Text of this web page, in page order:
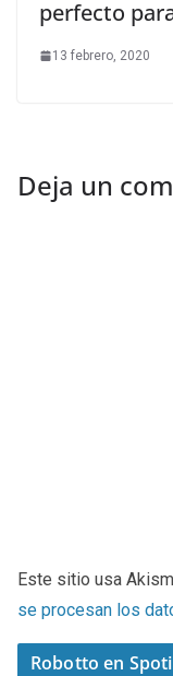
perfecto
13 febrero, 2020
Deja un
Este sitio usa
se procesan los
Robotto en